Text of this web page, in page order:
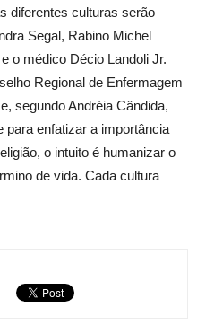
diferentes culturas serão
Segal, Rabino Michel
o médico Décio Landoli Jr.
Regional de Enfermagem
segundo Andréia Cândida,
para enfatizar a importância
o intuito é humanizar o
de vida. Cada cultura